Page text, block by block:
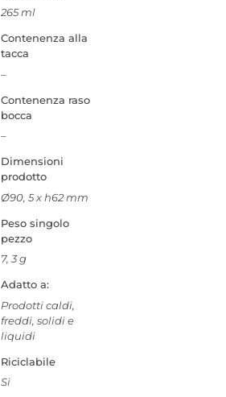
265 ml
Contenenza alla
tacca
–
Contenenza raso
bocca
–
Dimensioni
prodotto
Ø90, 5 x h62 mm
Peso singolo
pezzo
7, 3 g
Adatto a:
Prodotti caldi,
freddi, solidi e
liquidi
Riciclabile
Si